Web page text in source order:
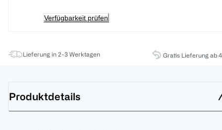
Verfügbarkeit prüfen
Lieferung in 2-3 Werktagen Gratis Lieferung ab
Produktdetails